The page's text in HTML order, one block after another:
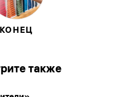
КОНЕЦ
также